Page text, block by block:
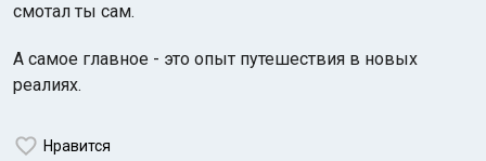
смотал ты сам.
А самое главное - это опыт путешествия в новых
реалиях.
Нравится